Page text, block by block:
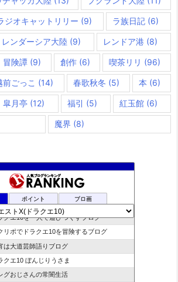
ジオキャットリリー (9) ラ族日記 (6)
レンダーシア大陸 (9) レンドア港 (8)
冒険譚(9) 創作(6) 喫茶リリ (96)
前ごっこ (14) 春歌秋冬 (5) 本 (6)
皐月亭 (12) 福引 (5) 紅玉館(6)
魔界 (8)
ポイント ブロ画
あほblog
クエやると毎日がパ〜リなぃ！！
クエ10を一人で遊びつくすブログ
リポでドラクエ10を冒険するブログ
は大道芸師語りブログ
クエ10 ぼんじりうさま
グおじさんの常闇生活